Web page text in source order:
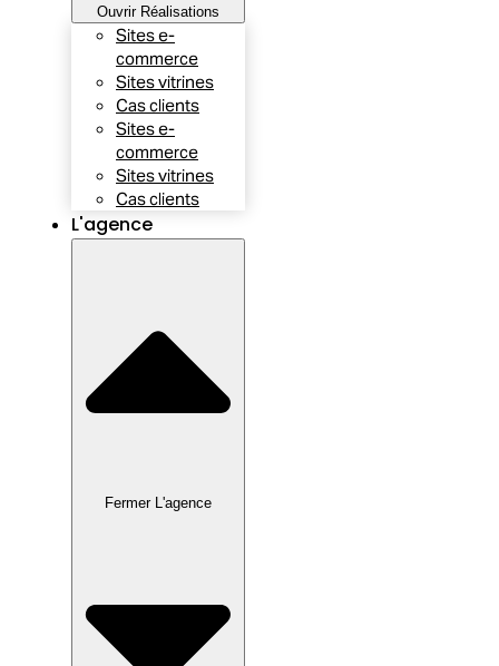
Ouvrir Réalisations
Sites e-
commerce
Sites vitrines
Cas clients
Sites e-
commerce
Sites vitrines
Cas clients
L'agence
Fermer L'agence